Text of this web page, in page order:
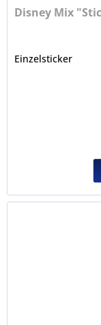
Disney Mix
Einzelsticker